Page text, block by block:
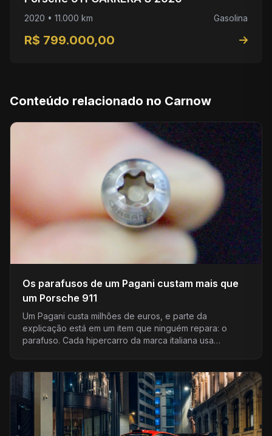
2020 • 11.000 km Gasolina
R$ 799.000,00
Conteúdo relacionado no Carnow
Os parafusos de um Pagani custam mais que
um Porsche 911
Um Pagani custa milhões de euros, e parte da
explicação está em um item que ninguém repara: o
parafuso. Cada hipercarro da marca italiana usa…